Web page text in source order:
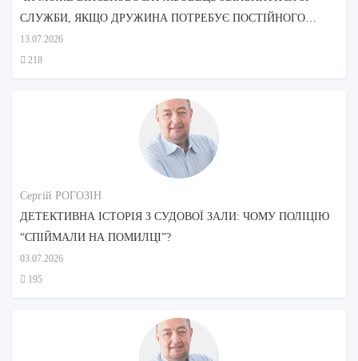
СЛУЖБИ, ЯКЩО ДРУЖИНА ПОТРЕБУЄ ПОСТІЙНОГО
ДОГЛЯДУ?
13.07.2026
218
Сергій РОГОЗІН
ДЕТЕКТИВНА ІСТОРІЯ З СУДОВОЇ ЗАЛИ: ЧОМУ ПОЛІЦІЮ
“СПІЙМАЛИ НА ПОМИЛЦІ”?
03.07.2026
195